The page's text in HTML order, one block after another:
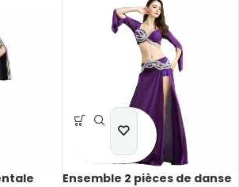
Ensemble 2 pièces de danse